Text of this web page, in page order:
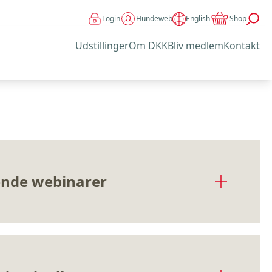
Login Hundeweb English Shop
UdstillingerOm DKKBliv medlemKontakt
webinarer